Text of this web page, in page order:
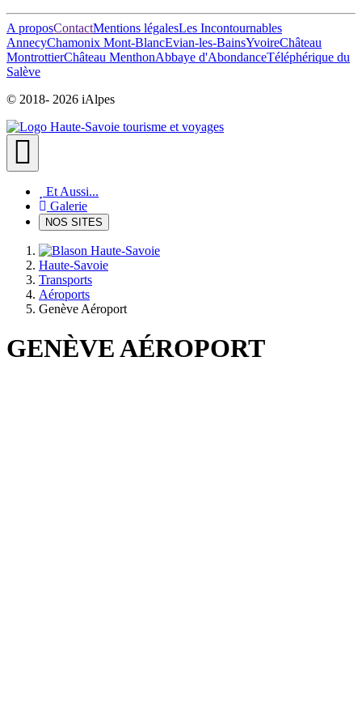
A proposContactMentions légalesLes Incontournables
AnnecyChamonix Mont-BlancEvian-les-BainsYvoireChâteau
MontrottierChâteau MenthonAbbaye d'AbondanceTéléphérique du
Salève
© 2018- 2026 iAlpes
Et Aussi...
Galerie
NOS SITES
Haute-Savoie
Transports
Aéroports
Genève Aéroport
GENÈVE AÉROPORT